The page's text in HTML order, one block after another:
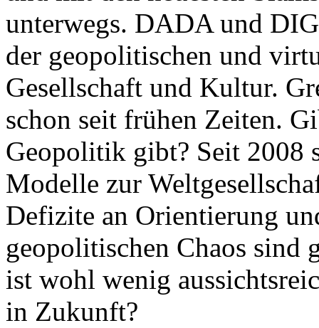
unterwegs. DADA und
der geopolitischen und
Gesellschaft und Kultur.
schon seit frühen Zeiten.
Geopolitik gibt? Seit 2008
Modelle zur
Defizite an Orientierung
geopolitischen Chaos sind
ist wohl wenig
in Zukunft?